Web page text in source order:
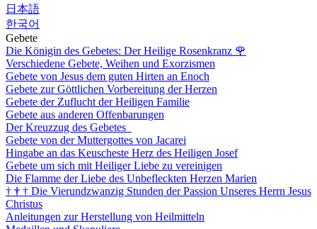
日本語
한국어
Gebete
Die Königin des Gebetes: Der Heilige Rosenkranz 🌹
Verschiedene Gebete, Weihen und Exorzismen
Gebete von Jesus dem guten Hirten an Enoch
Gebete zur Göttlichen Vorbereitung der Herzen
Gebete der Zuflucht der Heiligen Familie
Gebete aus anderen Offenbarungen
Der Kreuzzug des Gebetes
Gebete von der Muttergottes von Jacarei
Hingabe an das Keuscheste Herz des Heiligen Josef
Gebete um sich mit Heiliger Liebe zu vereinigen
Die Flamme der Liebe des Unbefleckten Herzen Marien
† † † Die Vierundzwanzig Stunden der Passion Unseres Herrn Jesus
Christus
Anleitungen zur Herstellung von Heilmitteln